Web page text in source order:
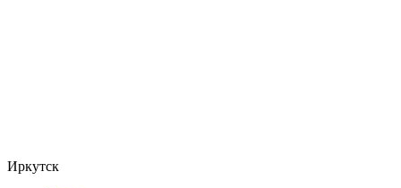
Иркутск